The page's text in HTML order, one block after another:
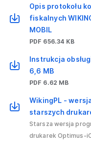
Opis protokołu
fiskalnych
MOBIL
PDF 656.34 KB
Instrukcja
6,6 MB
PDF 6.62 MB
WikingPL -
starszych
Starsza wersja
drukarek Optimus-